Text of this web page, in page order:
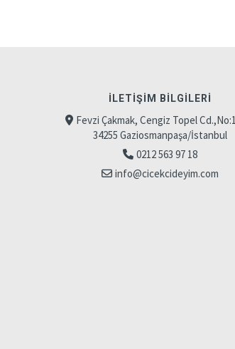
İLETIŞIM BILGILERI
Fevzi Çakmak, Cengiz Topel
34255 Gaziosmanpaşa/İstanbul
0212 563 97 18
info@cicekcideyim.com